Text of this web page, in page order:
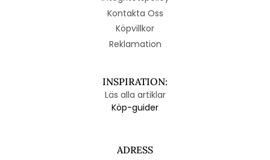
Kontakta Oss
Köpvillkor
Reklamation
INSPIRATION:
Läs alla artiklar
Köp-guider
ADRESS